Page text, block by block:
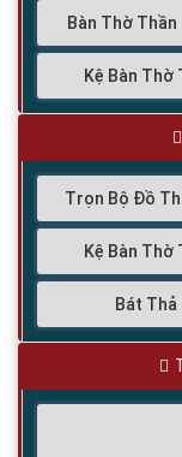
Bàn Thờ Thần
Kệ Bàn Thờ
Trọn Bộ Đồ
Kệ Bàn Thờ
Bát Thả